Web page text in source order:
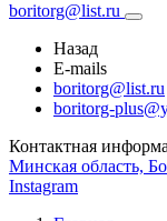
boritorg@list.ru
Назад
E-mails
boritorg@list.ru
boritorg-
Контактная
Минская область,
Instagram